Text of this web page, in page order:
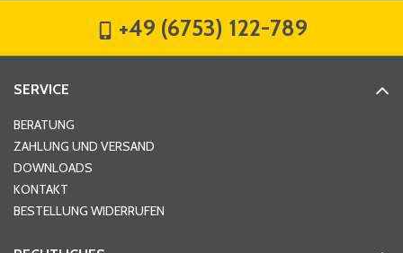
Hausnummer
+49 (6753) 122-789
SERVICE
BERATUNG
ZAHLUNG UND VERSAND
DOWNLOADS
KONTAKT
BESTELLUNG WIDERRUFEN